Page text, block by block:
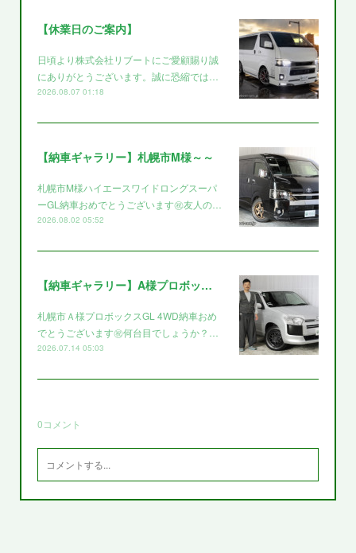
【休業日のご案内】
日頃より株式会社リブートにご愛顧賜り誠
にありがとうございます。誠に恐縮では…
2026.08.07 01:18
【納車ギャラリー】札幌市M様～～
札幌市M様ハイエースワイドロングスーパ
ーGL納車おめでとうございます㊗️友人の…
2026.08.02 05:52
【納車ギャラリー】A様プロボックス～～
札幌市Ａ様プロボックスGL 4WD納車おめ
でとうございます㊗️何台目でしょうか？…
2026.07.14 05:03
0コメント